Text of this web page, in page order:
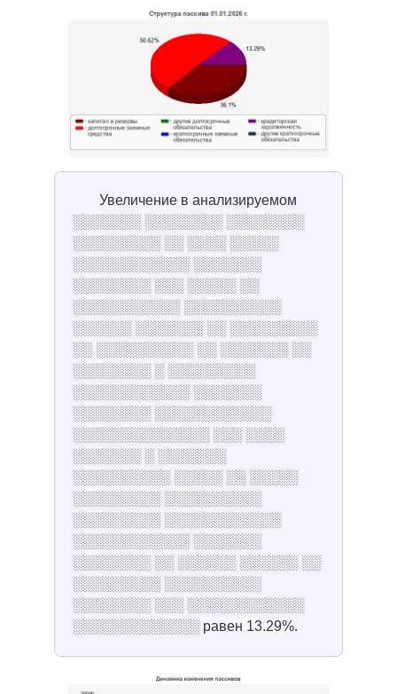
Увеличение в анализируемом
░░░░░░░ ░░░░░░░░ ░░░░░░░░
░░░░░░░░░ ░░ ░░░░ ░░░░░
░░░░░░░░░░░░ ░░░░░░░
░░░░░░░░ ░░░ ░░░░░ ░░
░░░░░░░░░░░ ░░░░░░░░░░
░░░░░░ ░░░░░░░ ░░ ░░░░░░░░░
░░ ░░░░░░░░░░ ░░ ░░░░░░░ ░░
░░░░░░░░ ░ ░░░░░░░░░
░░░░░░░░░░░░ ░░░░░░░
░░░░░░░░ ░░░░░░░░░░░░
░░░░░░░░░░░░░░ ░░░ ░░░░
░░░░░░░ ░ ░░░░░░░
░░░░░░░░░░ ░░░░░ ░░ ░░░░░
░░░░░░░░░ ░░░░░░░░░░
░░░░░░░░░ ░░░░░░░░░░░░
░░░░░░░░░░░░ ░░░░░░░
░░░░░░░░ ░░ ░░░░░░ ░░░░░░ ░░
░░░░░░░░░ ░░░░░░░░░░
░░░░░░░░ ░░░ ░░░░░░░░░░░░
░░░░░░░░░░░░░ равен 13.29%.